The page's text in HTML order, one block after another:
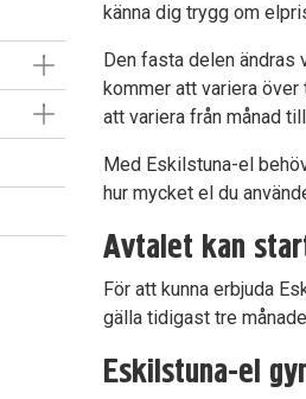
Visa/Göm undermeny
Visa/Göm undermeny
känna dig trygg om
Den fasta delen ändras
kommer att variera
att variera från månad
Med Eskilstuna-el
hur mycket el du
Avtalet kan
För att kunna erbjuda
gälla tidigast tre
Eskilstuna-el